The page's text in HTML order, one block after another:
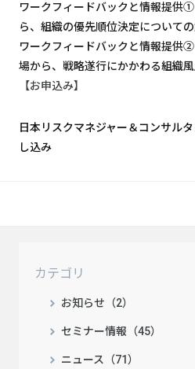
ワークフィードバックと情報提供
ら、組織の優先順位決定について
ワークフィードバックと情報提供
場から、戦略遂行にかかわる組織
【お申込み】
日本リスクマネジャー＆コンサル
し込み
カテゴリ
お知らせ（2）
セミナー情報（45）
ニュース（71）